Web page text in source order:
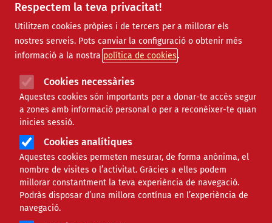
Respectem la teva privacitat!
Utilitzem cookies pròpies i de tercers per a millorar els
nostres serveis. Pots canviar la configuració o obtenir més
informació a la nostra política de cookies
Cookies necessàries
Aquestes cookies són importants per a donar-te accés segur
a zones amb informació personal o per a reconèixer-te quan
inicies sessió.
Cookies analítiques
Aquestes cookies permeten mesurar, de forma anònima, el
nombre de visites o l’activitat. Gràcies a elles podem
millorar constantment la teva experiència de navegació.
Podràs disposar d’una millora contínua en l’experiència de
navegació.
Finançament
Dimecres, 9 de març de 2022 -
Núm. 467
Butlletins
anteriors